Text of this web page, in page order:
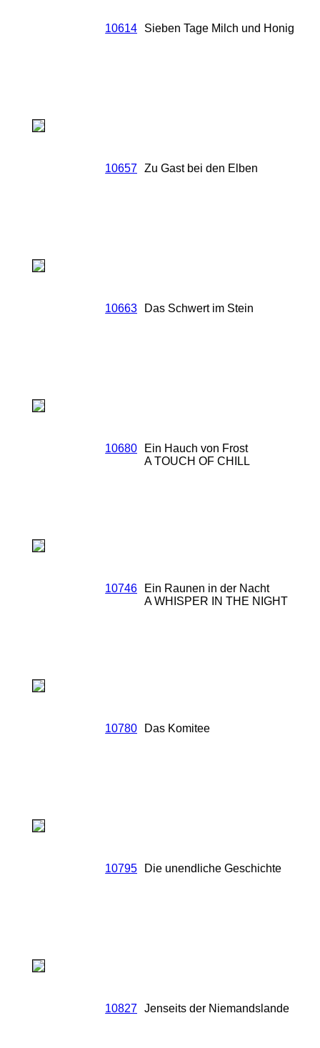
10614 Sieben Tage Milch und Honig
10657 Zu Gast bei den Elben
10663 Das Schwert im Stein
10680
Ein Hauch von Frost
A TOUCH OF CHILL
10746
Ein Raunen in der Nacht
A WHISPER IN THE NIGHT
10780 Das Komitee
10795 Die unendliche Geschichte
10827 Jenseits der Niemandslande